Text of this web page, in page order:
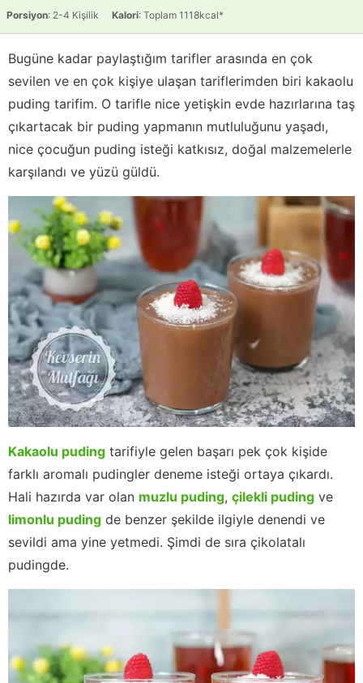
Porsiyon: 2-4 Kişilik Kalori: Toplam 1118kcal*
Bugüne kadar paylaştığım tarifler arasında en çok
sevilen ve en çok kişiye ulaşan tariflerimden biri kakaolu
puding tarifim. O tarifle nice yetişkin evde hazırlarına taş
çıkartacak bir puding yapmanın mutluluğunu yaşadı,
nice çocuğun puding isteği katkısız, doğal malzemelerle
karşılandı ve yüzü güldü.
Kakaolu puding tarifiyle gelen başarı pek çok kişide
farklı aromalı pudingler deneme isteği ortaya çıkardı.
Hali hazırda var olan muzlu puding, çilekli puding ve
limonlu puding de benzer şekilde ilgiyle denendi ve
sevildi ama yine yetmedi. Şimdi de sıra çikolatalı
pudingde.